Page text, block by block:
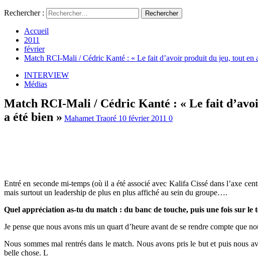
Rechercher :
Accueil
2011
février
Match RCI-Mali / Cédric Kanté : « Le fait d’avoir produit du jeu, tout en
INTERVIEW
Médias
Match RCI-Mali / Cédric Kanté : « Le fait
a été bien » Mahamet Traoré 10 février 2011 0
Entré en seconde mi-temps (où il a été associé avec Kalifa Cissé dans l’axe
mais surtout un leadership de plus en plus affiché au sein du groupe….
Quel appréciation as-tu du match : du banc de touche, puis une fois sur le
Je pense que nous avons mis un quart d’heure avant de se rendre compte que
Nous sommes mal rentrés dans le match. Nous avons pris le but et puis nous
belle chose. L